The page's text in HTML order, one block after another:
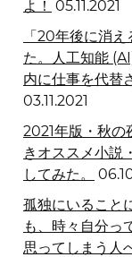
よ！ 05.11.2021
「20年後に消
た。人工知能
内に仕事を代替
03.11.2021
2021年版・秋の
きオススメ小説
してみた。
孤独にいること
も、時々自分っ
思ってしまう人